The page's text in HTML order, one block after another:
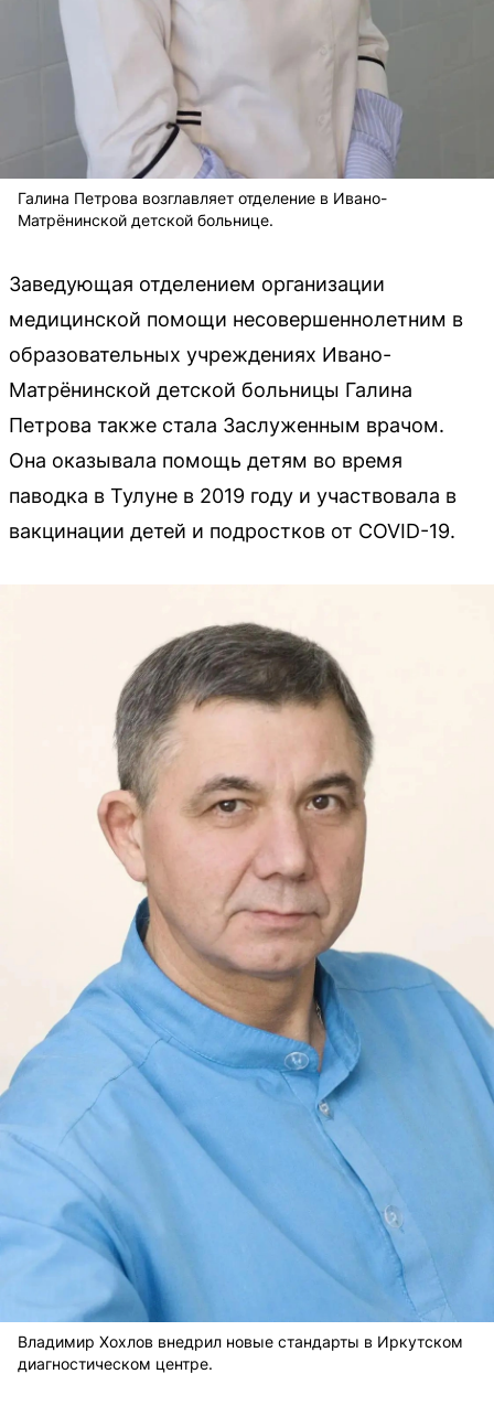
Галина Петрова возглавляет отделение в Ивано-
Матрёнинской детской больнице.
Заведующая отделением организации
медицинской помощи несовершеннолетним в
образовательных учреждениях Ивано-
Матрёнинской детской больницы Галина
Петрова также стала Заслуженным врачом.
Она оказывала помощь детям во время
паводка в Тулуне в 2019 году и участвовала в
вакцинации детей и подростков от COVID-19.
Владимир Хохлов внедрил новые стандарты в Иркутском
диагностическом центре.